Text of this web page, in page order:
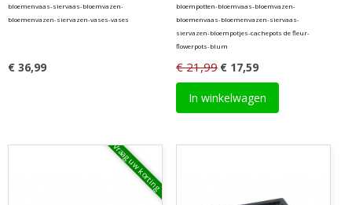
bloemenvaas-siervaas-bloemvazen-
bloemenvazen-siervazen-vases-vases
€ 36,99
bloempotten-bloemvaas-bloemvazen-
bloemenvaas-bloemenvazen-siervaas-
siervazen-bloempotjes-cachepots de fleur-
flowerpots-blum
€ 21,99 € 17,59
In winkelwagen
Vraag uw korting